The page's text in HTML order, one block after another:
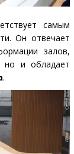
самым
Он отвечает
залов,
но и обладает
.